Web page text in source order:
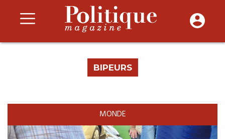
BIPEURS
MONDE